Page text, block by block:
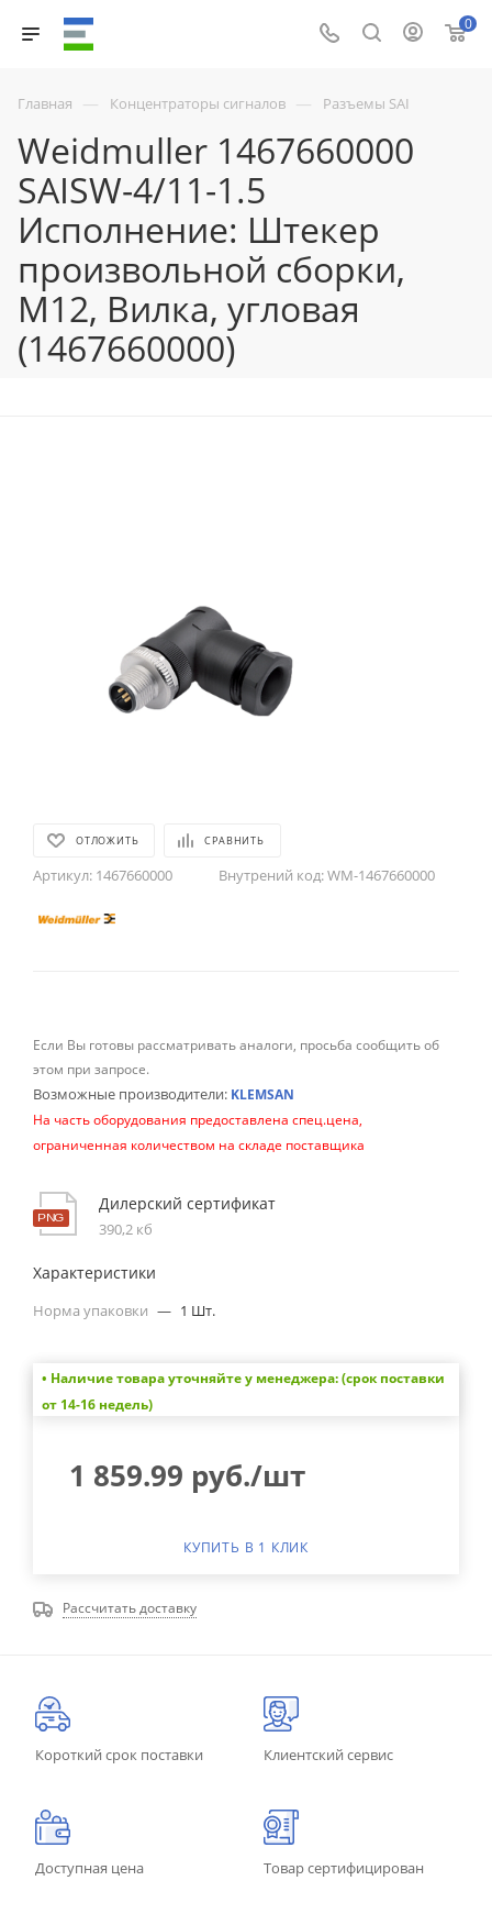
0
Главная — Концентраторы сигналов — Разъемы SAI
Weidmuller 1467660000
SAISW-4/11-1.5
Исполнение: Штекер
произвольной сборки,
M12, Вилка, угловая
(1467660000)
ОТЛОЖИТЬ СРАВНИТЬ
Артикул: 1467660000 Внутрений код:WM-1467660000
Если Вы готовы рассматривать аналоги, просьба сообщить об
этом при запросе.
Возможные производители: KLEMSAN
На часть оборудования предоставлена спец.цена,
ограниченная количеством на складе поставщика
Дилерский сертификат
390,2 кб
Характеристики
Норма упаковки — 1 Шт.
• Наличие товара уточняйте у менеджера: (срок поставки
от 14-16 недель)
1 859.99 руб./шт
КУПИТЬ В 1 КЛИК
Рассчитать доставку
Короткий срок поставки Клиентский сервис
Доступная цена Товар сертифицирован